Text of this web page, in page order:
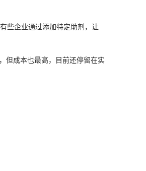
些企业通过添加特定助剂，让
但成本也最高，目前还停留在实